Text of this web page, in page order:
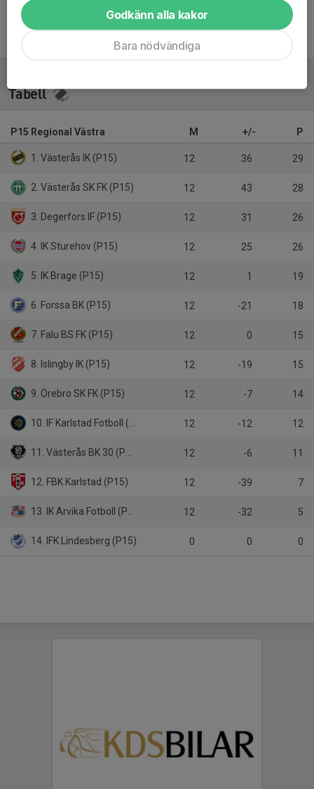
Tabell
P15 Regional Västra M +/- P
1. Västerås IK (P15) 12 36 29
2. Västerås SK FK (P15) 12 43 28
3. Degerfors IF (P15) 12 31 26
4. IK Sturehov (P15) 12 25 26
5. IK Brage (P15) 12 1 19
6. Forssa BK (P15) 12 -21 18
7. Falu BS FK (P15) 12 0 15
8. Islingby IK (P15) 12 -19 15
9. Örebro SK FK (P15) 12 -7 14
10. IF Karlstad Fotboll (P15) 12 -12 12
11. Västerås BK 30 (P15) 12 -6 11
12. FBK Karlstad (P15) 12 -39 7
13. IK Arvika Fotboll (P15) 12 -32 5
14. IFK Lindesberg (P15) 0 0 0
Godkänn alla kakor
Bara nödvändiga